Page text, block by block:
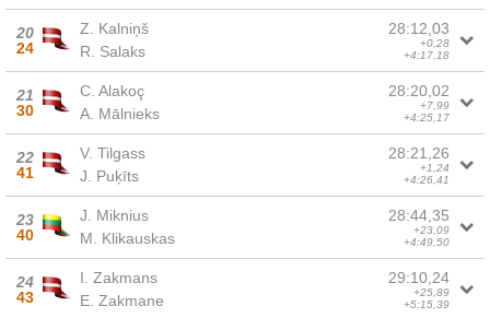
20
24
Z. Kalniņš
R. Salaks
28:12,03
+0,28
+4:17,18
21
30
C. Alakoç
A. Mālnieks
28:20,02
+7,99
+4:25,17
22
41
V. Tilgass
J. Puķīts
28:21,26
+1,24
+4:26,41
23
40
J. Miknius
M. Klikauskas
28:44,35
+23,09
+4:49,50
24
43
I. Zakmans
E. Zakmane
29:10,24
+25,89
+5:15,39